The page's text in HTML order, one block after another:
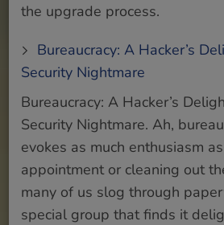
the upgrade process.
Bureaucracy: A Hacker’s
Security Nightmare
Bureaucracy: A Hacker’s
Security Nightmare. Ah,
evokes as much enthusiasm
appointment or cleaning out
many of us slog through
special group that finds it